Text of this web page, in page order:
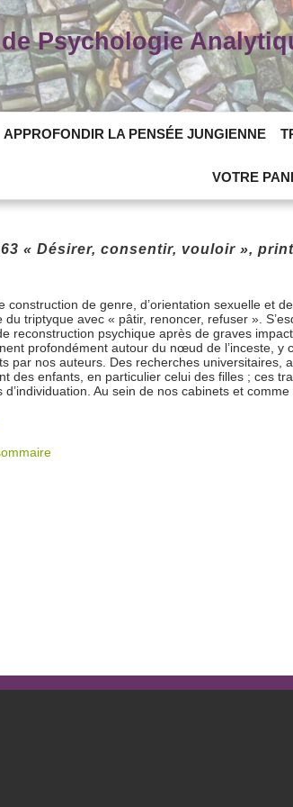
Psychologie
APPROFONDIR LA PENSÉE JUNGIENNE
VOTRE
« Désirer, consentir, vouloir »,
construction de genre, d’orientation sexuelle et
du triptyque avec « pâtir, renoncer, refuser ».
reconstruction psychique après de graves
profondément autour du nœud de l’inceste,
par nos auteurs. Des recherches
des enfants, en particulier celui des filles ; ces
Au sein de nos cabinets et